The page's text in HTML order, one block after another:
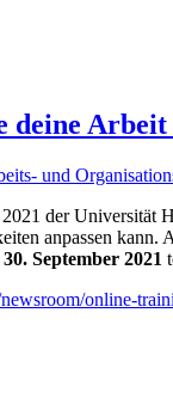
deine
und
der Universität
anpassen
30. September 2021
online-